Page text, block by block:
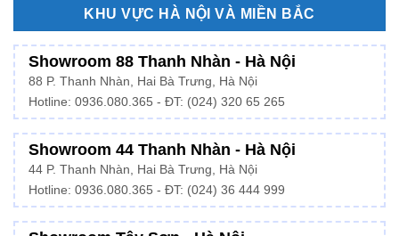
KHU VỰC HÀ NỘI VÀ MIỀN BẮC
Showroom 88 Thanh Nhàn - Hà Nội
88 P. Thanh Nhàn, Hai Bà Trưng, Hà Nội
Hotline: 0936.080.365 - ĐT: (024) 320 65 265
Showroom 44 Thanh Nhàn - Hà Nội
44 P. Thanh Nhàn, Hai Bà Trưng, Hà Nội
Hotline: 0936.080.365 - ĐT: (024) 36 444 999